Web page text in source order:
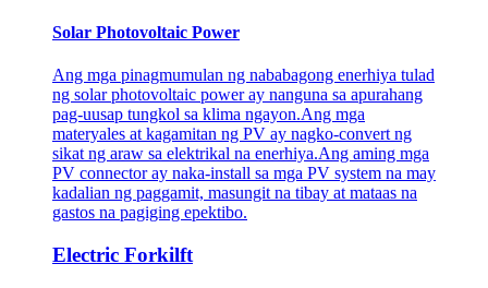
Solar Photovoltaic Power
Ang mga pinagmumulan ng nababagong enerhiya tulad
ng solar photovoltaic power ay nanguna sa apurahang
pag-uusap tungkol sa klima ngayon.Ang mga
materyales at kagamitan ng PV ay nagko-convert ng
sikat ng araw sa elektrikal na enerhiya.Ang aming mga
PV connector ay naka-install sa mga PV system na may
kadalian ng paggamit, masungit na tibay at mataas na
gastos na pagiging epektibo.
Electric Forkilft